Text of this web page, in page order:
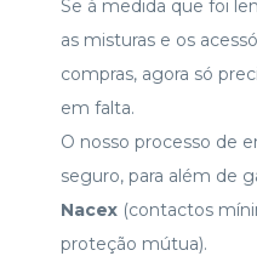
Se à medida que foi
as misturas e os
compras, agora só
em falta.
O nosso processo de
seguro, para além de
Nacex (contactos
proteção mútua).